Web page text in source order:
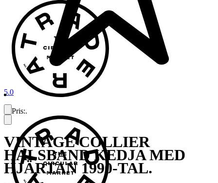
5.0
VINTAGE COLLIER
HALSBAND KEDJA MED
HJÄRTAN 1990-TAL.
Pris:.